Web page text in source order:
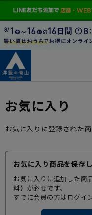
お気に入り
お気に入りに登録された
お気に入り商品を保存
お気に入りに追加した商
料） が必要です。
すでに会員の方はログイ